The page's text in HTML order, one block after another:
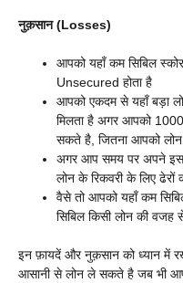
नुक़सान (Losses)
आपको यहाँ कम सिबिल
Unsecured होता है
आपको एकदम से यहाँ बड़ा
मिलता है अगर आपको
सकते है, जितना आपको लोन
अगर आप समय पर अपने इस
लोन के रिकवरी के लिए
वैसे तो आपको यहाँ कम
सिबिल किसी लोन की वजह
इन फ़ायदें और नुक़सान को ध्यान में
आसानी से लोन ले सकते है जब भी